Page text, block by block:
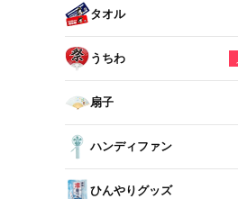
タオル
うちわ
扇子
ハンディファン
ひんやりグッズ